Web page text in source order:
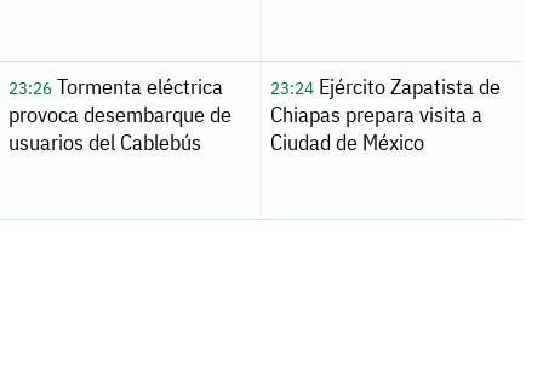
23:26Tormenta eléctrica
provoca desembarque de
usuarios del Cablebús
23:24Ejército Zapatista de
Chiapas prepara visita a
Ciudad de México